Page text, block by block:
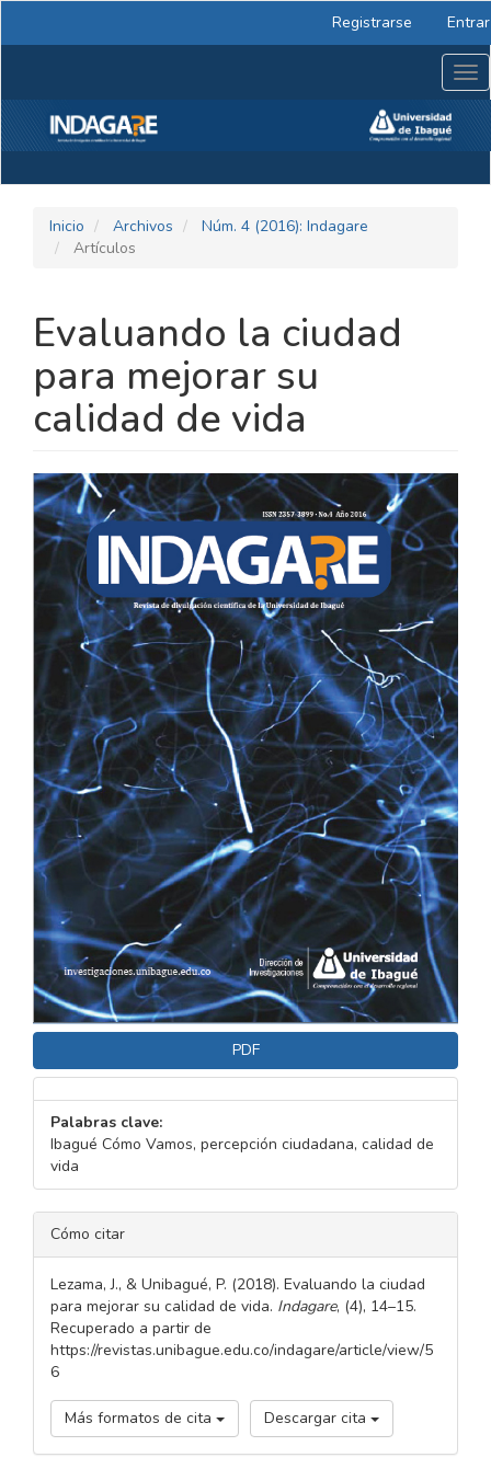
lateral
Registrarse Entrar
Inicio Archivos
Núm. 4 (2016): Indagare
Artículos
Evaluando la ciudad
para mejorar su
calidad de vida
BARRA
LATERAL
DEL
ARTÍCULO
PDF
Palabras clave:
Ibagué Cómo Vamos, percepción ciudadana, calidad de
vida
DETALLES
DEL
ARTÍCULO
Cómo citar
Lezama, J., & Unibagué, P. (2018). Evaluando la ciudad
para mejorar su calidad de vida. Indagare, (4), 14–15.
Recuperado a partir de
https://revistas.unibague.edu.co/indagare/article/view/5
6
Más formatos de cita Descargar cita